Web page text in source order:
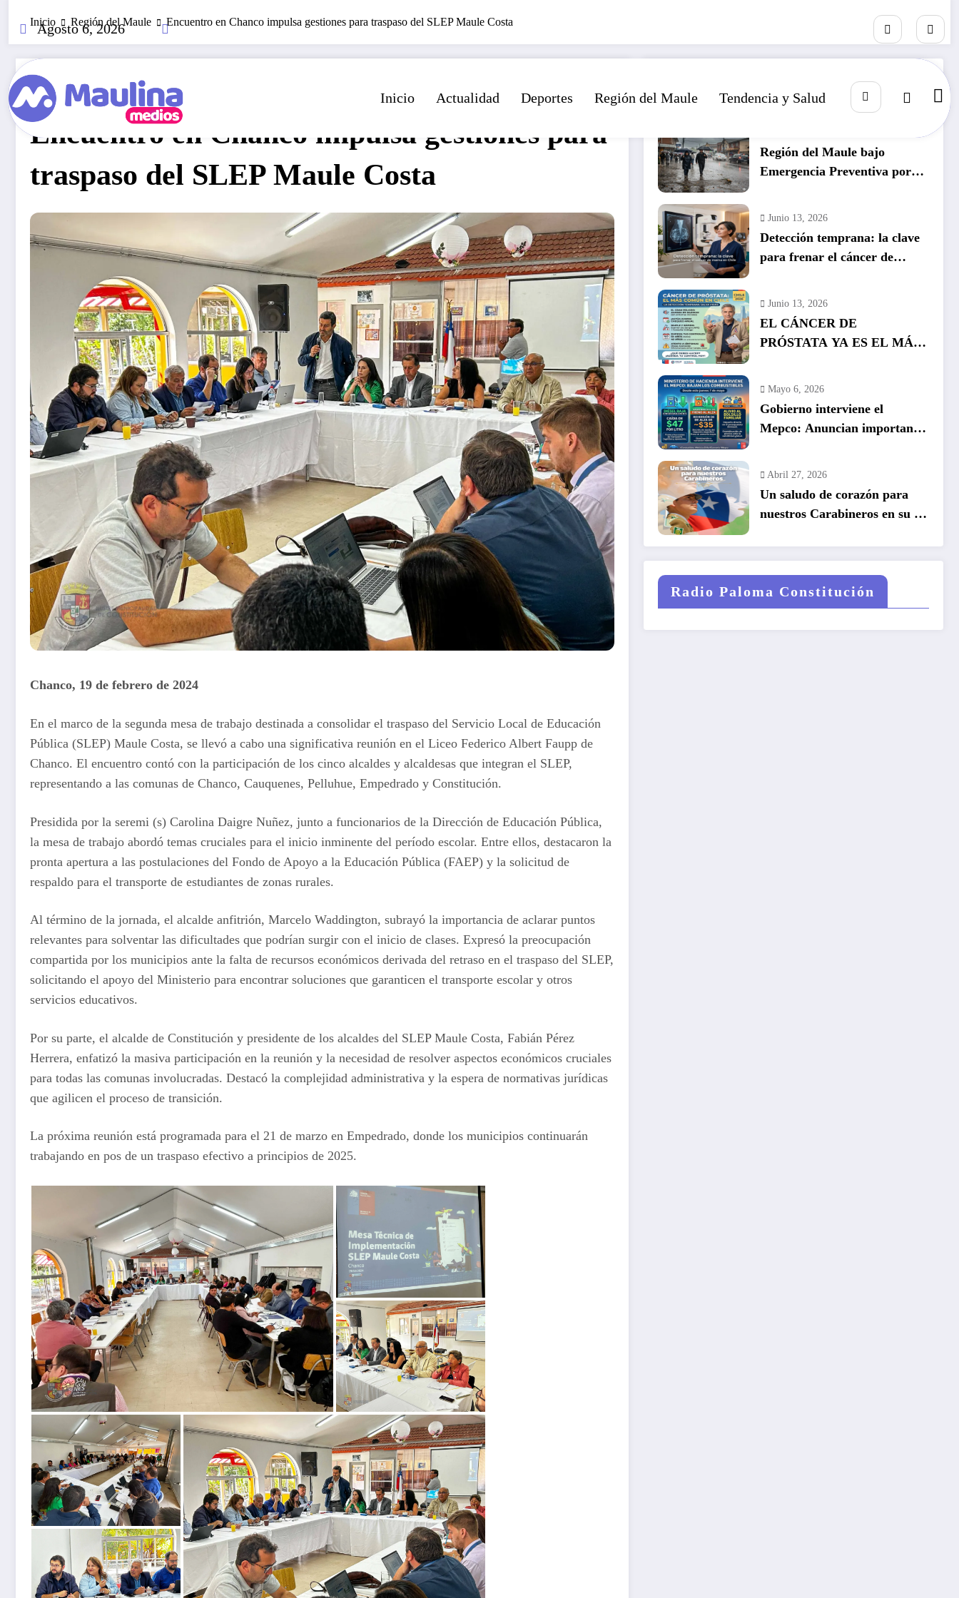
contenido
Agosto 6, 2026
Inicio Actualidad Deportes Región del Maule Tendencia y Salud
Inicio Región del Maule Encuentro en Chanco impulsa gestiones para traspaso del SLEP Maule Costa
Región Del Maule
Encuentro en Chanco impulsa gestiones para
traspaso del SLEP Maule Costa
Chanco, 19 de febrero de 2024
En el marco de la segunda mesa de trabajo destinada a consolidar el traspaso del Servicio Local de Educación
Pública (SLEP) Maule Costa, se llevó a cabo una significativa reunión en el Liceo Federico Albert Faupp de
Chanco. El encuentro contó con la participación de los cinco alcaldes y alcaldesas que integran el SLEP,
representando a las comunas de Chanco, Cauquenes, Pelluhue, Empedrado y Constitución.
Presidida por la seremi (s) Carolina Daigre Nuñez, junto a funcionarios de la Dirección de Educación Pública,
la mesa de trabajo abordó temas cruciales para el inicio inminente del período escolar. Entre ellos, destacaron la
pronta apertura a las postulaciones del Fondo de Apoyo a la Educación Pública (FAEP) y la solicitud de
respaldo para el transporte de estudiantes de zonas rurales.
Al término de la jornada, el alcalde anfitrión, Marcelo Waddington, subrayó la importancia de aclarar puntos
relevantes para solventar las dificultades que podrían surgir con el inicio de clases. Expresó la preocupación
compartida por los municipios ante la falta de recursos económicos derivada del retraso en el traspaso del SLEP,
solicitando el apoyo del Ministerio para encontrar soluciones que garanticen el transporte escolar y otros
servicios educativos.
Por su parte, el alcalde de Constitución y presidente de los alcaldes del SLEP Maule Costa, Fabián Pérez
Herrera, enfatizó la masiva participación en la reunión y la necesidad de resolver aspectos económicos cruciales
para todas las comunas involucradas. Destacó la complejidad administrativa y la espera de normativas jurídicas
que agilicen el proceso de transición.
La próxima reunión está programada para el 21 de marzo en Empedrado, donde los municipios continuarán
trabajando en pos de un traspaso efectivo a principios de 2025.
COMENTARIO
Región del Maule bajo
Emergencia Preventiva por
Junio 13, 2026
Detección temprana: la clave
para frenar el cáncer de
Junio 13, 2026
EL CÁNCER DE
PRÓSTATA YA ES EL MÁS
TEMPRANA SALVA VIDAS
Mayo 6, 2026
Gobierno interviene el
Mepco: Anuncian importante
Abril 27, 2026
Un saludo de corazón para
nuestros Carabineros en su 99
Radio Paloma Constitución